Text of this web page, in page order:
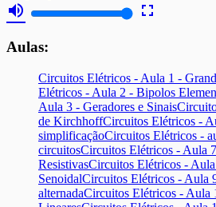
volume_up
fullscreen
Aulas:
Circuitos Elétricos - Aula 1 -
Elétricos - Aula 2 - Bipolos
Aula 3 - Geradores e Sinais
de KirchhoffCircuitos Elétricos -
simplificaçãoCircuitos Elétricos -
circuitosCircuitos Elétricos - Aula
ResistivasCircuitos Elétricos -
SenoidalCircuitos Elétricos - Aula
alternadaCircuitos Elétricos - Aula